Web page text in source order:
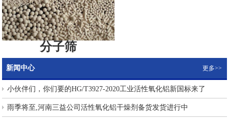
分子筛
新闻中心 更多>>
小伙伴们，你们要的HG/T3927-2020工业活性氧化铝新国标来了
雨季将至,河南三益公司活性氧化铝干燥剂备货发货进行中